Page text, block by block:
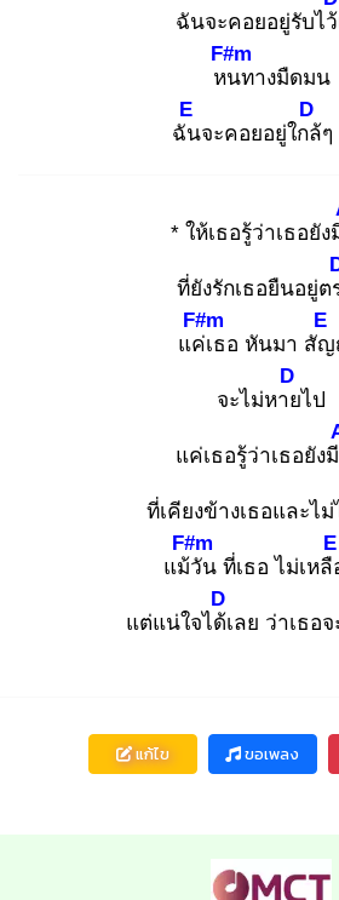
ฉันจะคอยอยู่รับไว้
หน
F#m
ทางมืดมน
ฉัน
E
จะคอยอยู่ใกล้
D
ๆ
* ให้เธอรู้ว่าเธอยัง
ที่ยังรักเธอยืนอยู่ต
แค่เ
F#m
ธอ หันมา สัญ
E
จะไม่หาย
D
ไป
แค่เธอรู้ว่าเธอยัง
ที่เคียงข้างเธอและไม่
แม้วั
F#m
น ที่เธอ ไม่เหลื
E
แต่แน่ใจได้เ
D
ลย ว่าเธอ
แก้ไข ขอเพลง